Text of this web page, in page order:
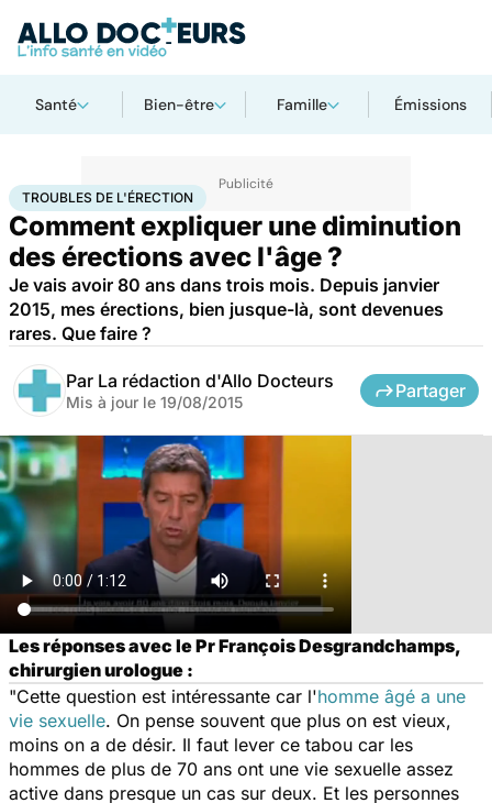
Santé Bien-être Famille Émissions
AccueilSantéTroubles de l'érection
TROUBLES DE L'ÉRECTION
Comment expliquer une diminution
des érections avec l'âge ?
Je vais avoir 80 ans dans trois mois. Depuis janvier
2015, mes érections, bien jusque-là, sont devenues
rares. Que faire ?
Par La rédaction d'Allo Docteurs
Mis à jour le 19/08/2015
Partager
Les réponses avec le Pr François Desgrandchamps,
chirurgien urologue :
"Cette question est intéressante car l'homme âgé a une
vie sexuelle. On pense souvent que plus on est vieux,
moins on a de désir. Il faut lever ce tabou car les
hommes de plus de 70 ans ont une vie sexuelle assez
active dans presque un cas sur deux. Et les personnes